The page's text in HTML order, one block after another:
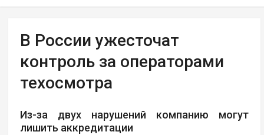
В России ужесточат
контроль за операторами
техосмотра
Из-за двух нарушений компанию могут
лишить аккредитации